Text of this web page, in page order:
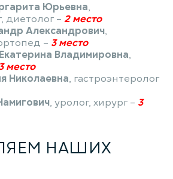
Юрьевна,
диетолог – 2 место
Александрович,
– 3 место
Владимировна,
место
Николаевна, гастроэнтеролог
, уролог, хирург – 3
НАШИХ